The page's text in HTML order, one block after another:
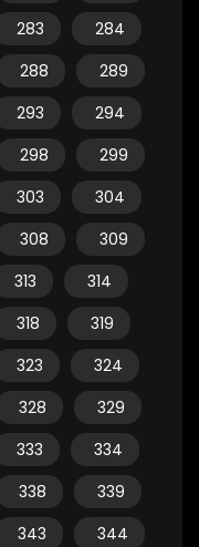
283
284
288
289
293
294
298
299
303
304
308
309
313
314
318
319
323
324
328
329
333
334
338
339
343
344